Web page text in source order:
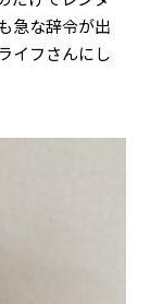
急な辞令が出
イフさんにし